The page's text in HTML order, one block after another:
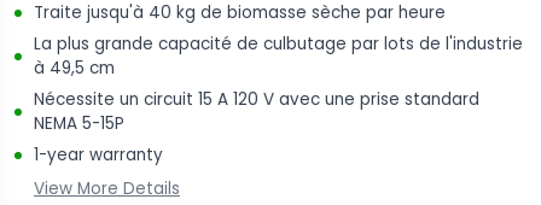
Traite jusqu'à 40 kg de biomasse sèche par heure
La plus grande capacité de culbutage par lots de l'industrie
à 49,5 cm
Nécessite un circuit 15 A 120 V avec une prise standard
NEMA 5-15P
1-year warranty
View More Details